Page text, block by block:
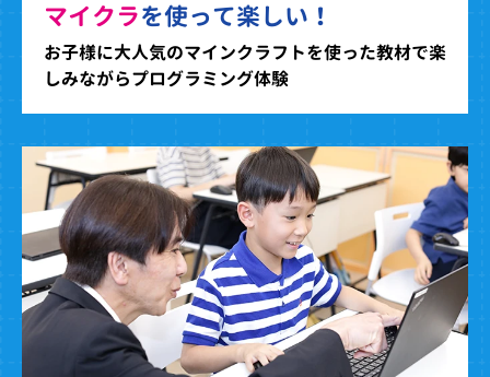
マイクラを使って楽しい！
お子様に大人気のマインクラフトを使った教材で楽
しみながらプログラミング体験